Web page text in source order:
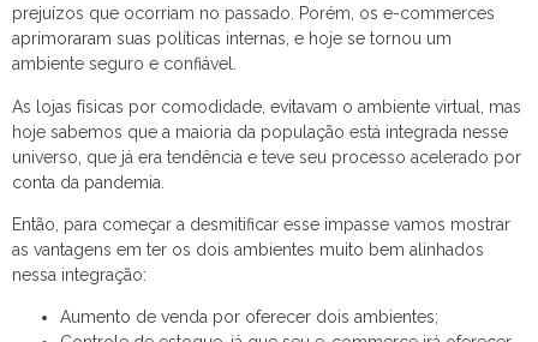
prejuízos que ocorriam no passado. Porém, os e-commerces
aprimoraram suas políticas internas, e hoje se tornou um
ambiente seguro e confiável.
As lojas físicas por comodidade, evitavam o ambiente virtual, mas
hoje sabemos que a maioria da população está integrada nesse
universo, que já era tendência e teve seu processo acelerado por
conta da pandemia.
Então, para começar a desmitificar esse impasse vamos mostrar
as vantagens em ter os dois ambientes muito bem alinhados
nessa integração:
Aumento de venda por oferecer dois ambientes;